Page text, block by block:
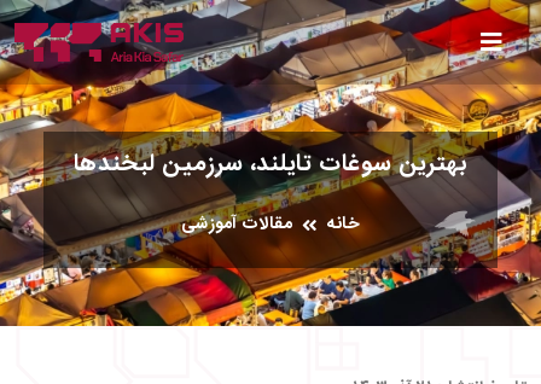
بهترین سوغات تایلند، سرزمین لبخندها
خانه مقالات آموزشی